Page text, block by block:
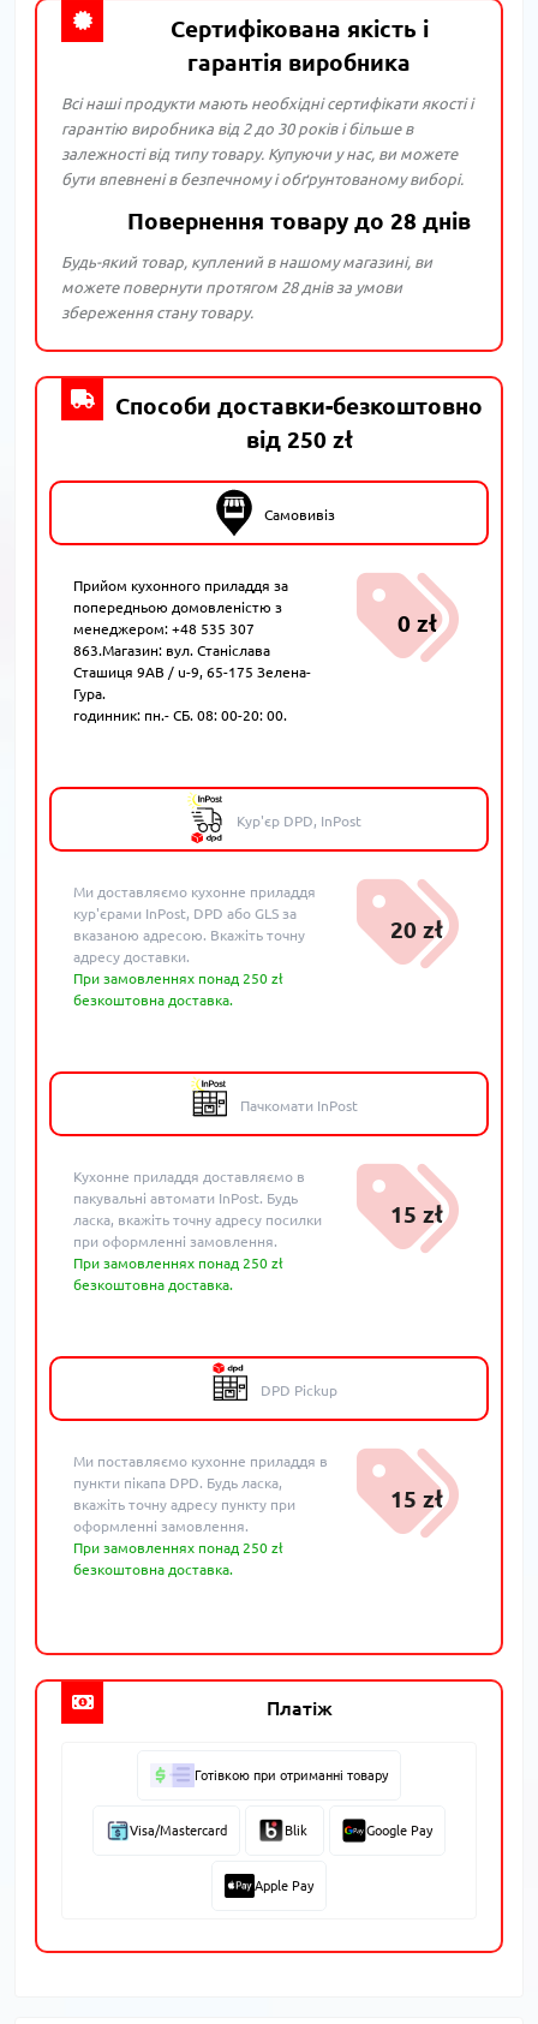
Сертифікована якість і
гарантія виробника
Всі наші продукти мають необхідні сертифікати якості і
гарантію виробника від 2 до 30 років і більше в
залежності від типу товару. Купуючи у нас, ви можете
бути впевнені в безпечному і обґрунтованому виборі.
Повернення товару до 28 днів
Будь-який товар, куплений в нашому магазині, ви
можете повернути протягом 28 днів за умови
збереження стану товару.
Способи доставки-безкоштовно
від 250 zł
Самовивіз
Прийом кухонного приладдя за
попередньою домовленістю з
менеджером: +48 535 307
863.Магазин: вул. Станіслава
Сташиця 9AB / u-9, 65-175 Зелена-
Гура.
годинник: пн.- СБ. 08: 00-20: 00.
0 zł
Кур'єр DPD, InPost
Ми доставляємо кухонне приладдя
кур'єрами InPost, DPD або GLS за
вказаною адресою. Вкажіть точну
адресу доставки.
При замовленнях понад 250 zł
безкоштовна доставка.
20 zł
Пачкомати InPost
Кухонне приладдя доставляємо в
пакувальні автомати InPost. Будь
ласка, вкажіть точну адресу посилки
при оформленні замовлення.
При замовленнях понад 250 zł
безкоштовна доставка.
15 zł
DPD Pickup
Ми поставляємо кухонне приладдя в
пункти пікапа DPD. Будь ласка,
вкажіть точну адресу пункту при
оформленні замовлення.
При замовленнях понад 250 zł
безкоштовна доставка.
15 zł
Платіж
Готівкою при отриманні товару
Visa/Mastercard Blik Google Pay
Apple Pay